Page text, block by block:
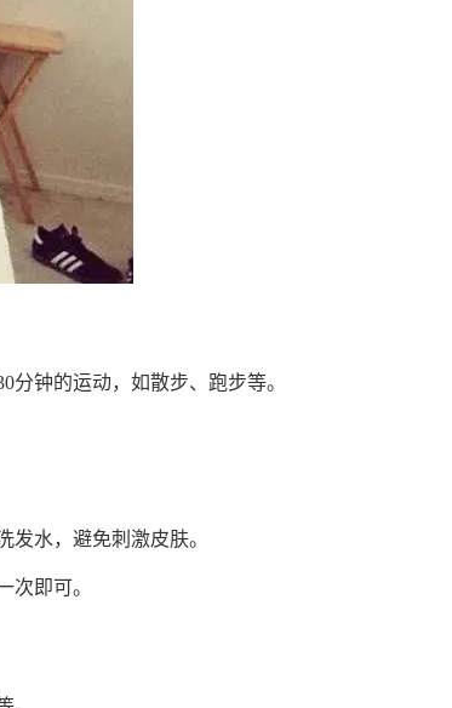
分钟的运动，如散步、跑步等。
水，避免刺激皮肤。
次即可。